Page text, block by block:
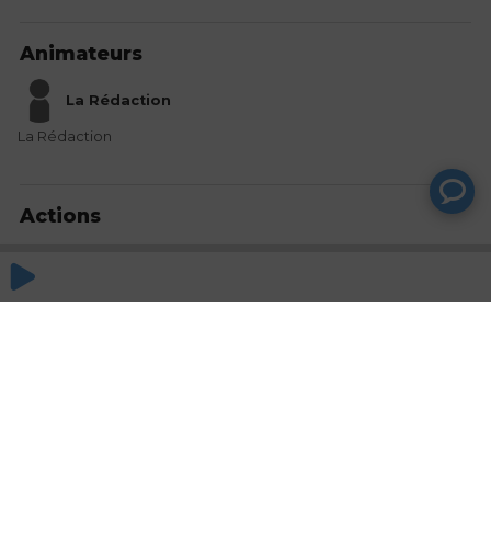
Animateurs
La Rédaction
La Rédaction
Actions